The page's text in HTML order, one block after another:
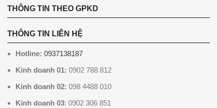
THÔNG TIN THEO GPKD
THÔNG TIN LIÊN HỆ
Hotline: 0937138187
Kinh doanh 01: 0902 788 812
Kinh doanh 02: 098 4488 010
Kinh doanh 03: 0902 306 851